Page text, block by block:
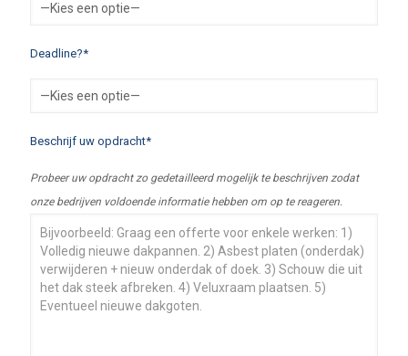
Deadline?*
Beschrijf uw opdracht*
Probeer uw opdracht zo gedetailleerd mogelijk te beschrijven zodat
onze bedrijven voldoende informatie hebben om op te reageren.